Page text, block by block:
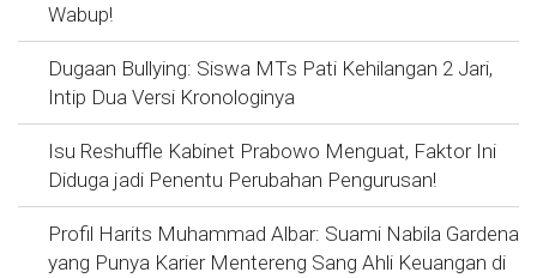
Wabup!
Dugaan Bullying: Siswa MTs Pati Kehilangan 2 Jari,
Intip Dua Versi Kronologinya
Isu Reshuffle Kabinet Prabowo Menguat, Faktor Ini
Diduga jadi Penentu Perubahan Pengurusan!
Profil Harits Muhammad Albar: Suami Nabila Gardena
yang Punya Karier Mentereng Sang Ahli Keuangan di